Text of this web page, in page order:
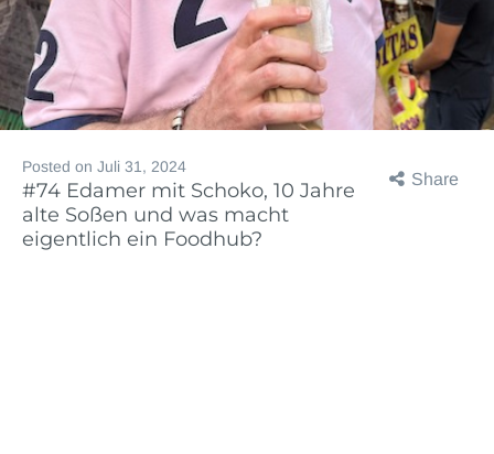
Share
Posted on Juli 31, 2024
#74 Edamer mit Schoko, 10 Jahre
alte Soßen und was macht
eigentlich ein Foodhub?